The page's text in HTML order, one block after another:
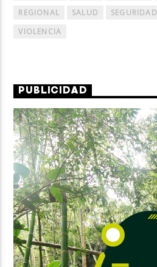
REGIONAL
SALUD SEGURIDAD
VIOLENCIA
PUBLICIDAD